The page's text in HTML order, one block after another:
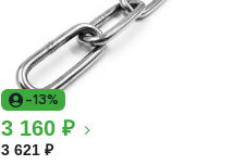
-13%
3 160 ₽
3 621 ₽